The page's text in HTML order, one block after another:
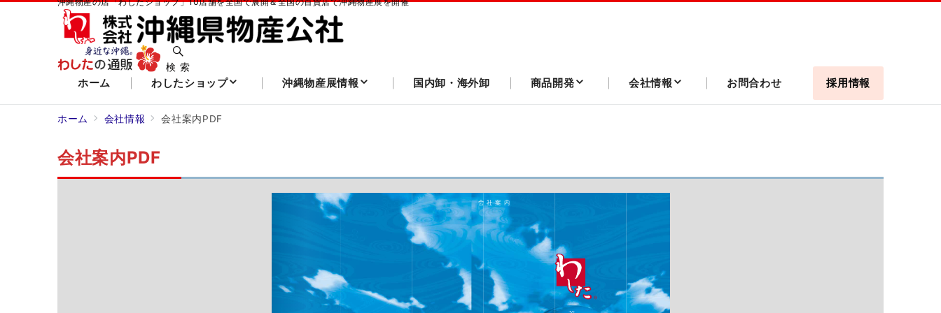
検 索
ホーム わしたショップ 沖縄物産展情報 国内卸・海外卸 商品開発 会社情報 お問合わせ 採用情報
ホーム 会社情報 会社案内PDF
会社案内PDF